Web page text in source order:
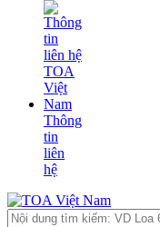
Thông
tin
liên
hệ